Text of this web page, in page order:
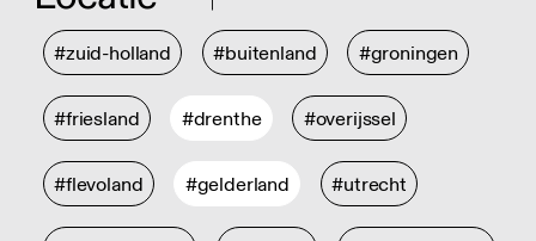
#zuid-holland #buitenland #groningen
#friesland #drenthe #overijssel
#flevoland #gelderland #utrecht